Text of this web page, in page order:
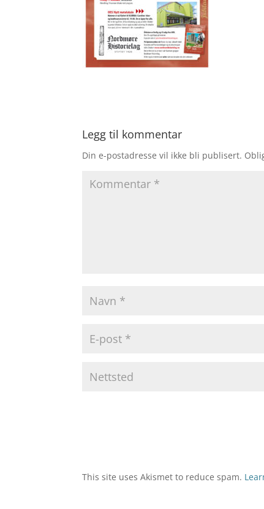
Legg til kommentar
Din e-postadresse vil ikke bli publisert.
This site uses Akismet to reduce spam.